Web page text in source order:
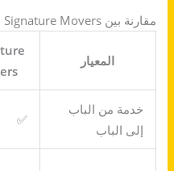
مقارنة بين Signature Movers وباقي شركات شحن للاردن
المعيار
خدمة من الباب
إلى الباب
✅